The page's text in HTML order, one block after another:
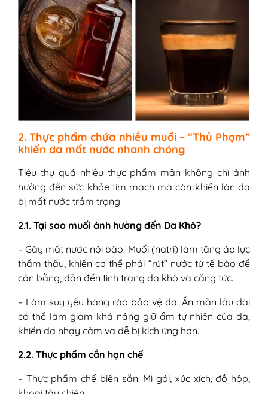
2. Thực phẩm chứa nhiều muối – “Thủ Phạm”
khiến da mất nước nhanh chóng
Tiêu thụ quá nhiều thực phẩm mặn không chỉ ảnh
hưởng đến sức khỏe tim mạch mà còn khiến làn da
bị mất nước trầm trọng
2.1. Tại sao muối ảnh hưởng đến Da Khô?
– Gây mất nước nội bào: Muối (natri) làm tăng áp lực
thẩm thấu, khiến cơ thể phải “rút” nước từ tế bào để
cân bằng, dẫn đến tình trạng da khô và căng tức.
– Làm suy yếu hàng rào bảo vệ da: Ăn mặn lâu dài
có thể làm giảm khả năng giữ ẩm tự nhiên của da,
khiến da nhạy cảm và dễ bị kích ứng hơn.
2.2. Thực phẩm cần hạn chế
– Thực phẩm chế biến sẵn: Mì gói, xúc xích, đồ hộp,